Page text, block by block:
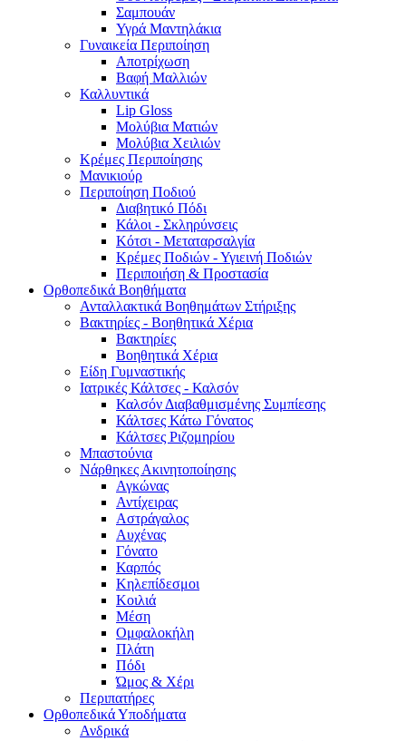
Σαμπουάν
Υγρά Μαντηλάκια
Γυναικεία Περιποίηση
Αποτρίχωση
Βαφή Μαλλιών
Καλλυντικά
Lip Gloss
Μολύβια Ματιών
Μολύβια Χειλιών
Κρέμες Περιποίησης
Μανικιούρ
Περιποίηση Ποδιού
Διαβητικό Πόδι
Κάλοι - Σκληρύνσεις
Κότσι - Μεταταρσαλγία
Κρέμες Ποδιών - Υγιεινή Ποδιών
Περιποιήση & Προστασία
Ορθοπεδικά Βοηθήματα
Ανταλλακτικά Βοηθημάτων Στήριξης
Βακτηρίες - Βοηθητικά Χέρια
Βακτηρίες
Βοηθητικά Χέρια
Είδη Γυμναστικής
Ιατρικές Κάλτσες - Καλσόν
Καλσόν Διαβαθμισμένης Συμπίεσης
Κάλτσες Κάτω Γόνατος
Κάλτσες Ριζομηρίου
Μπαστούνια
Νάρθηκες Ακινητοποίησης
Αγκώνας
Αντίχειρας
Αστράγαλος
Αυχένας
Γόνατο
Καρπός
Κηλεπίδεσμοι
Κοιλιά
Μέση
Ομφαλοκήλη
Πλάτη
Πόδι
Ώμος & Χέρι
Περιπατήρες
Ορθοπεδικά Υποδήματα
Ανδρικά